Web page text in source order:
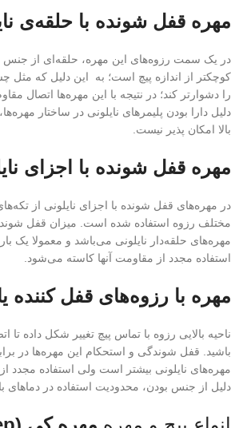
مهره قفل شونده با حلقه‌ی
در یک سمت رزوه‌های این مهره، حلقه‌ای از جنس
کوچکتر از اندازه پیچ است؛ به این دلیل که
را دشوارتر کند؛ در نتیجه با این مهره‌ها اتصال
دلیل دارا بودن پلیمرهای نایلونی در ساختار
بالا امکان پذیر نیست.
مهره‌ قفل شونده با اجزای
در مهره‌های قفل شونده با اجزای نایلونی از
مختلف رزوه استفاده شده است. میزان قفل
مهره‌های حلقه‌دار نایلونی می‌باشد و معمولا یک
استفاده مجدد از مقاومت آنها کاسته می‌شود.
مهره با رزوه‌های قفل کننده
ناحیه بالایی رزوه با تماس پیچ تغییر شکل داده تا
باشید. قفل شوندگی و استحکام این مهره‌ها در
مهره‌های نایلونی بیشتر است ولی استفاده مجدد
دلیل از جنس بودن، محدودیت استفاده در دماهای